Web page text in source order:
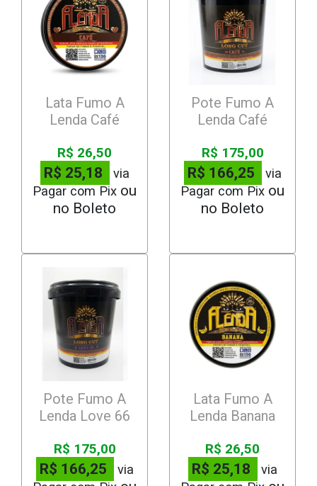
Lata Fumo A
Lenda Café
R$ 26,50
R$ 25,18
via
Pagar com Pix
Pote Fumo A
Lenda Café
R$ 175,00
R$ 166,25
via
Pagar com Pix
Pote Fumo A
Lenda Love 66
R$ 175,00
R$ 166,25
via
Lata Fumo A
Lenda Banana
R$ 26,50
R$ 25,18
via